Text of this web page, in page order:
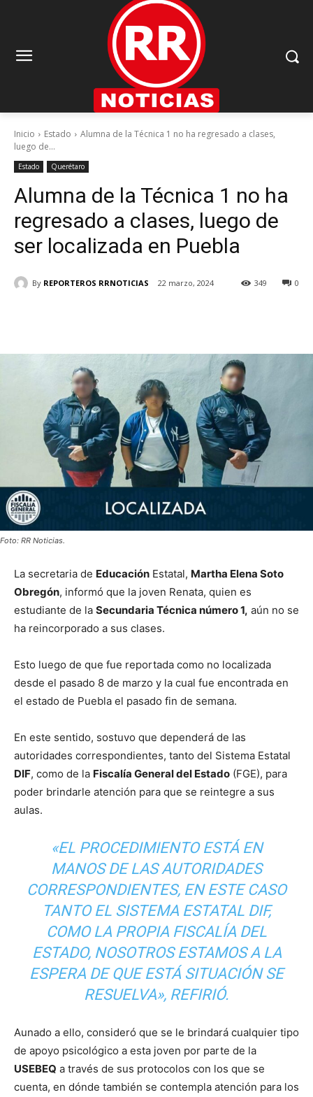
Inicio Estado
Alumna de la Técnica 1 no ha regresado a clases,
luego de...
Estado Querétaro
Alumna de la Técnica 1 no ha
regresado a clases, luego de
ser localizada en Puebla
By REPORTEROS RRNOTICIAS 22 marzo, 2024 0
349
Foto: RR Noticias.
La secretaria de Educación Estatal, Martha Elena Soto
Obregón, informó que la joven Renata, quien es
estudiante de la Secundaria Técnica número 1, aún no se
ha reincorporado a sus clases.
Esto luego de que fue reportada como no localizada
desde el pasado 8 de marzo y la cual fue encontrada en
el estado de Puebla el pasado fin de semana.
En este sentido, sostuvo que dependerá de las
autoridades correspondientes, tanto del Sistema Estatal
DIF, como de la Fiscalía General del Estado (FGE), para
poder brindarle atención para que se reintegre a sus
aulas.
«EL PROCEDIMIENTO ESTÁ EN
MANOS DE LAS AUTORIDADES
CORRESPONDIENTES, EN ESTE CASO
TANTO EL SISTEMA ESTATAL DIF,
COMO LA PROPIA FISCALÍA DEL
ESTADO, NOSOTROS ESTAMOS A LA
ESPERA DE QUE ESTÁ SITUACIÓN SE
RESUELVA», REFIRIÓ.
Aunado a ello, consideró que se le brindará cualquier tipo
de apoyo psicológico a esta joven por parte de la
USEBEQ a través de sus protocolos con los que se
cuenta, en dónde también se contempla atención para los